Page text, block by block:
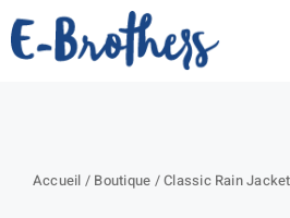
Passer
au
Accueil / Boutique /Classic Rain Jacket